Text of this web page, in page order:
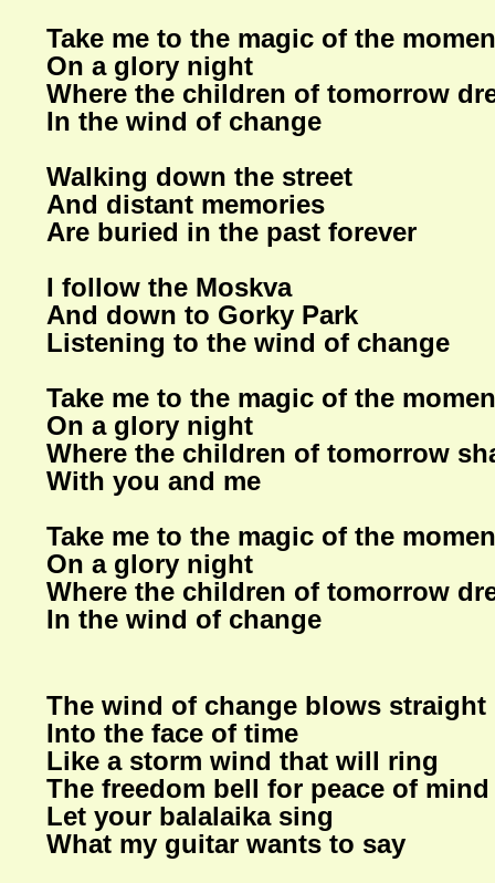
Take me to the magic of the
On a glory night
Where the children of tomorrow
In the wind of change
Walking down the street
And distant memories
Are buried in the past forever
I follow the Moskva
And down to Gorky Park
Listening to the wind of change
Take me to the magic of the
On a glory night
Where the children of tomorrow
With you and me
Take me to the magic of the
On a glory night
Where the children of tomorrow
In the wind of change
The wind of change blows straight
Into the face of time
Like a storm wind that will ring
The freedom bell for peace of mind
Let your balalaika sing
What my guitar wants to say